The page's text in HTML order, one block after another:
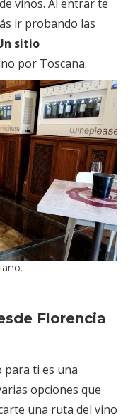
vinos. Al entrar te
ir probando las
sitio
por Toscana.
Florencia
para ti es una
opciones que
una ruta del vino